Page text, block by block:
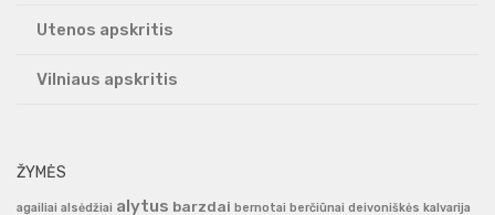
Utenos apskritis
Vilniaus apskritis
ŽYMĖS
agailiai alsėdžiai alytus barzdai bernotai berčiūnai deivoniškės kalvarija